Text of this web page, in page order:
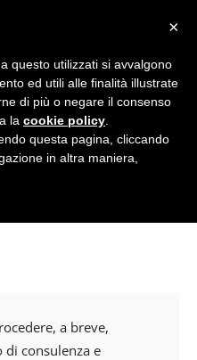
albo
a breve,
di consulenza e
×
questo utilizzati si avvalgono
ed utili alle finalità illustrate
di più o negare il consenso
la cookie policy
questa pagina, cliccando
in altra maniera,